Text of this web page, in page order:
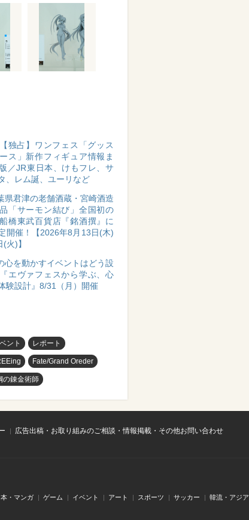
【独占】ワンフェス「グッス
ス」新作フィギュア情報ま
／JR東日本、けもフレ、サ
、レム誕、ユーリなど
県君津の老舗酒蔵・宮崎酒造
「サーモン結び」全国初の
橋東武百貨店『銘酒撰』に
開催！【2026年8月13日(木)
火)】
心を動かすイベントはどう設
エヴァフェスから学ぶ、心
験設計』8/31（月）開催
ント レポート
Fate/Grand Oreder
の錬金術師
広告出稿・お取り組みのご相談・情報掲載・その他お問い合わせ
本・マンガ ゲーム イベント アート スポーツ サッカー 韓流・アジア